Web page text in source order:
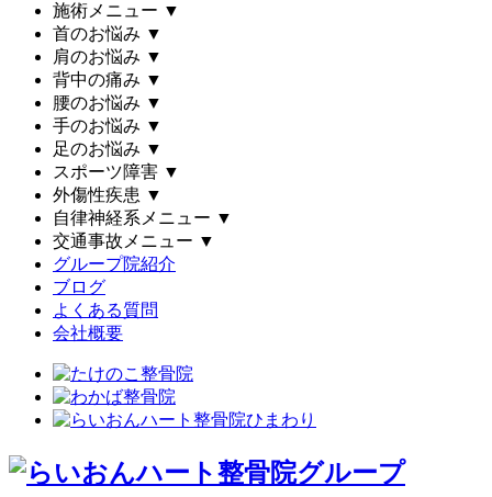
施術メニュー ▼
首のお悩み ▼
肩のお悩み ▼
背中の痛み ▼
腰のお悩み ▼
手のお悩み ▼
足のお悩み ▼
スポーツ障害 ▼
外傷性疾患 ▼
自律神経系メニュー ▼
交通事故メニュー ▼
グループ院紹介
ブログ
よくある質問
会社概要